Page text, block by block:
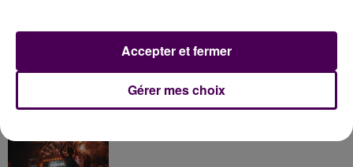
À LA UNE
7 août 2026
Gérer mes choix
Accepter et fermer